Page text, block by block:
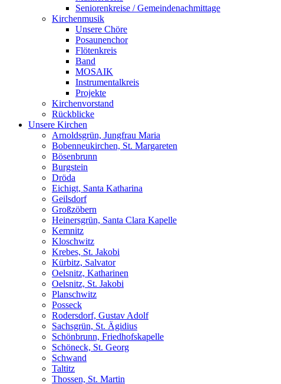
Seniorenkreise / Gemeindenachmittage
Kirchenmusik
Unsere Chöre
Posaunenchor
Flötenkreis
Band
MOSAIK
Instrumentalkreis
Projekte
Kirchenvorstand
Rückblicke
Unsere Kirchen
Arnoldsgrün, Jungfrau Maria
Bobenneukirchen, St. Margareten
Bösenbrunn
Burgstein
Dröda
Eichigt, Santa Katharina
Geilsdorf
Großzöbern
Heinersgrün, Santa Clara Kapelle
Kemnitz
Kloschwitz
Krebes, St. Jakobi
Kürbitz, Salvator
Oelsnitz, Katharinen
Oelsnitz, St. Jakobi
Planschwitz
Posseck
Rodersdorf, Gustav Adolf
Sachsgrün, St. Ägidius
Schönbrunn, Friedhofskapelle
Schöneck, St. Georg
Schwand
Taltitz
Thossen, St. Martin